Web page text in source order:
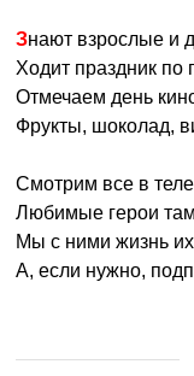
Знают взрослые и
Ходит праздник по
Отмечаем день
Фрукты, шоколад,
Смотрим все в
Любимые герои
Мы с ними жизнь
А, если нужно,